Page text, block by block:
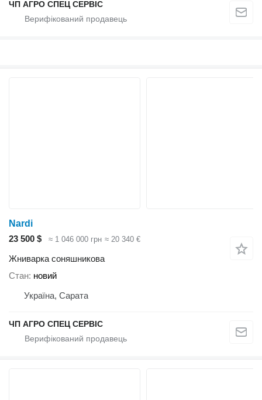
ЧП АГРО СПЕЦ СЕРВІС
Nardi
23 500 $
≈ 1 046 000 грн ≈ 20 340 €
Жниварка соняшникова
Стан новий
Україна, Сарата
ЧП АГРО СПЕЦ СЕРВІС